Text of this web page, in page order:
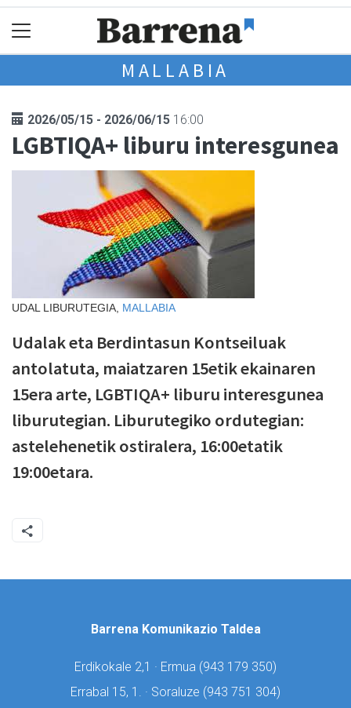
MALLABIA
2026/05/15 - 2026/06/15 16:00
LGBTIQA+ liburu interesgunea
UDAL LIBURUTEGIA, MALLABIA
Udalak eta Berdintasun Kontseiluak
antolatuta, maiatzaren 15etik ekainaren
15era arte, LGBTIQA+ liburu interesgunea
liburutegian. Liburutegiko ordutegian:
astelehenetik ostiralera, 16:00etatik
19:00etara.
Barrena Komunikazio Taldea
Erdikokale 2,1 · Ermua (943 179 350)
Errabal 15, 1. · Soraluze (943 751 304)